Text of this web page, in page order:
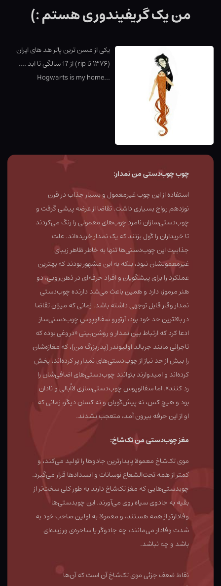
من یک گریفیندوری هستم :)
یکی از مسن ترین پاتر هد های ایران
(۱۳۷۶ تا rip) از 17 سالگی تا ابد ....
...Hogwarts is my home
چوب چوب‌دستی من نمدار:
استفاده از این چوب غیرمعمول و بسیار جذاب در قرن
نوزدهم رواج بسیاری داشت. تقاضا از عرضه پیشی گرفت و
چوب‌دستی‌سازان نامرد چوب‌های معمولی را رنگ می‌کردند
تا خریداران را گول بزنند که یک نمدار خریده‌اند. علت
جذابیت این چوب‌دستی‌ها تنها به خاطر ظاهر زیبای
غیرمعمولشان نبود، بلکه به این مشهور بودند که بهترین
عملکرد را برای پیشگویان و افراد حرفه‌ای در ذهن‌روبی، دو
هنر مرموز، دارد و همین باعث می‌شد دارنده چوب‌دستی
نمدار وقار قابل توجهی داشته باشد. زمانی که میزان تقاضا
در بالاترین حد خود بود، آرتورو سفالوپوسِ چوب‌دستی‌ساز
ادعا کرد که ارتباط بین نمدار و روشن‌بینی «دروغی بوده که
تاجرانی مانند جربالد اولیوندر (پدربزرگ من)، که مغازه‌‌شان
را بیش از حد نیاز از چوب‌دستی‌های نمدار پر کرد‌ه‌اند، پخش
کرده‌اند و امیدوارند بتوانند چوب‌دستی‌های اضافی‌شان را
رد کنند». اما سفالوپوس چوب‌دستی‌سازی لااُبالی و نادان
بود و هیچ کس، نه پیش‌گویان و نه کسان دیگر، زمانی که
او از این حرفه بیرون آمد، متعجب نشدند.
مغز چوب‌دستی من تک‌شاخ:
موی تک‌شاخ معمولا پایدارترین جادوها را تولید می‌کند، و
کمتر از همه تحت‌الشعاع نوسانات و انسدادها قرار می‌گیرد.
چوبدستی‌هایی که مغز تک‌شاخ دارند به طور کلی سخت‌تر از
بقیه به جادوی سیاه روی می‌آورند. این چوبدستی‌ها
وفادارتر از همه هستند، و معمولا به اولین صاحب خود به
شدت وفادار می‌مانند، چه جادوگر یا ساحره‌ی ورزیده‌ای
باشد و چه نباشد.
نقاط ضعف جزئی موی تک‌شاخ آن است که آن‌ها